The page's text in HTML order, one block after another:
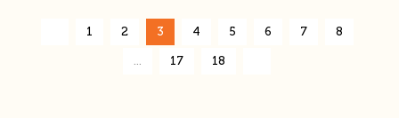
1 2 3 4 5 6 7 8
17 18